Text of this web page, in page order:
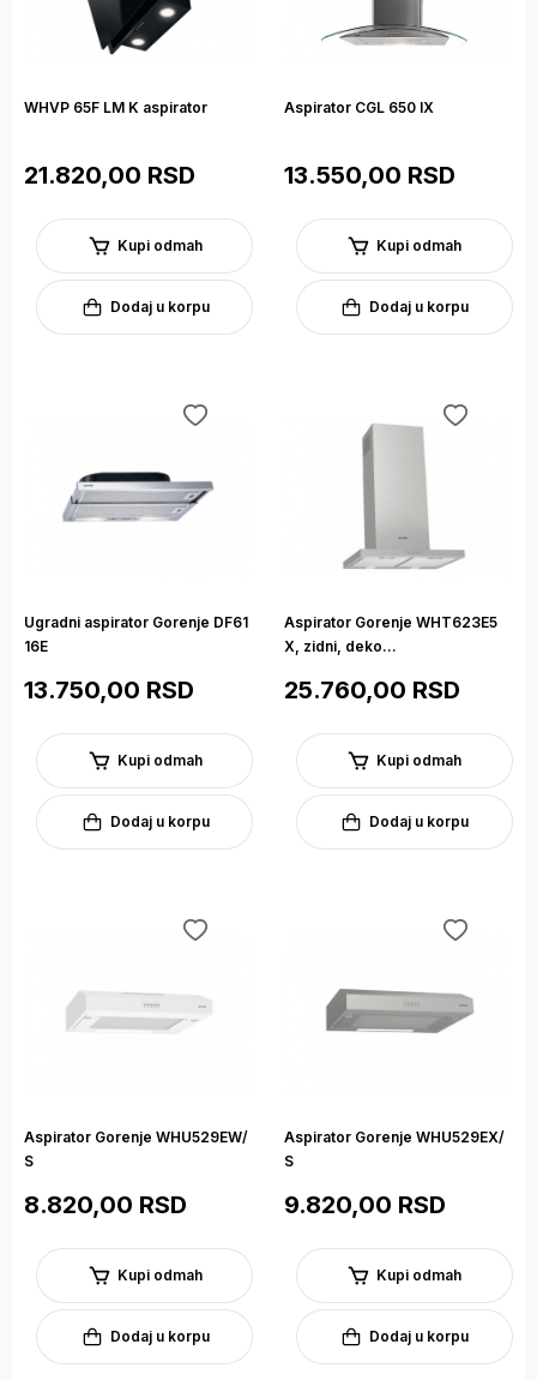
WHVP 65F LM K aspirator
21.820,00 RSD
Kupi odmah
Dodaj u korpu
Aspirator CGL 650 IX
13.550,00 RSD
Kupi odmah
Dodaj u korpu
Ugradni aspirator Gorenje DF61
16E
13.750,00 RSD
Kupi odmah
Dodaj u korpu
Aspirator Gorenje WHT623E5
X, zidni, deko...
25.760,00 RSD
Kupi odmah
Dodaj u korpu
Aspirator Gorenje WHU529EW/
S
8.820,00 RSD
Kupi odmah
Dodaj u korpu
Aspirator Gorenje WHU529EX/
S
9.820,00 RSD
Kupi odmah
Dodaj u korpu